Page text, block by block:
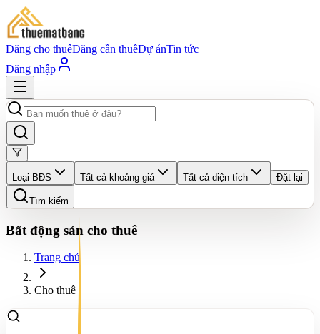
Đăng cho thuêĐăng cần thuêDự ánTin tức
Đăng nhập
Loại BĐS Tất cả khoảng giá Tất cả diện tích Đặt lại
Tìm kiếm
Bất động sản cho thuê
Trang chủ
Cho thuê